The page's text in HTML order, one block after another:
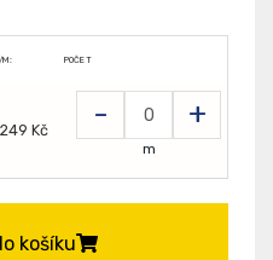
M: POČET
249 Kč - +
m
košíku